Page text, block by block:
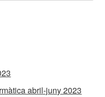
abril-juny 2023